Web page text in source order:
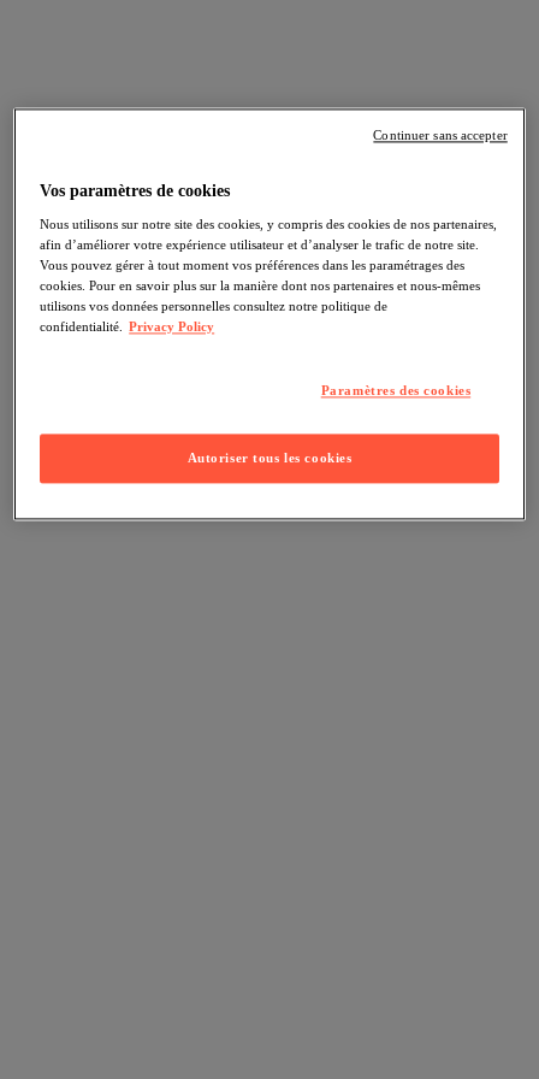
Vos paramètres de cookies
Nous utilisons sur notre site des cookies, y compris des cookies de nos partenaires,
afin d’améliorer votre expérience utilisateur et d’analyser le trafic de notre site.
Vous pouvez gérer à tout moment vos préférences dans les paramétrages des
cookies. Pour en savoir plus sur la manière dont nos partenaires et nous-mêmes
utilisons vos données personnelles consultez notre politique de
confidentialité. Privacy Policy
Paramètres des cookies
Autoriser tous les cookies
Continuer sans accepter